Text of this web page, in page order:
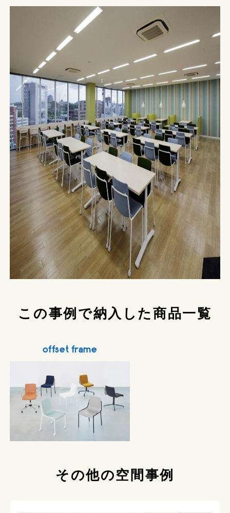
この事例で納入した商品一覧
offset frame
その他の空間事例